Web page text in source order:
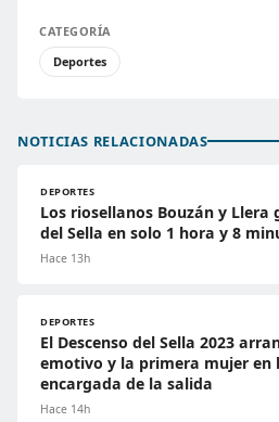
CATEGORÍA
Deportes
NOTICIAS RELACIONADAS
DEPORTES
Los riosellanos Bouzán y Llera
del Sella en solo 1 hora y 8
Hace 13h
DEPORTES
El Descenso del Sella 2023
emotivo y la primera mujer en
encargada de la salida
Hace 14h